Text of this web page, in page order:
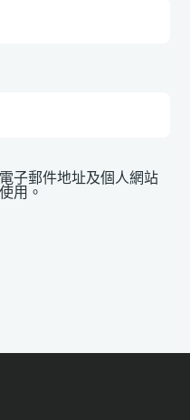
子郵件地址及個人網站
用。